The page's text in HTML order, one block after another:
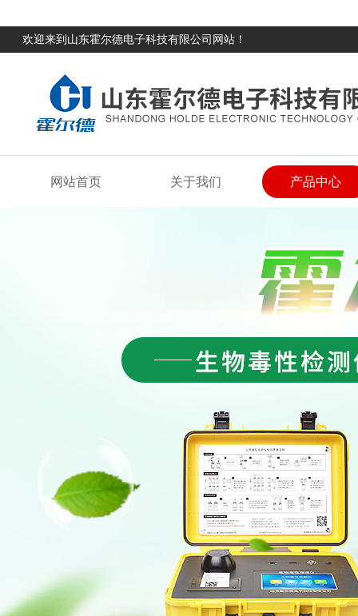
欢迎来到山东霍尔德电子科技有限公司网站！
网站首页 关于我们 产品中心